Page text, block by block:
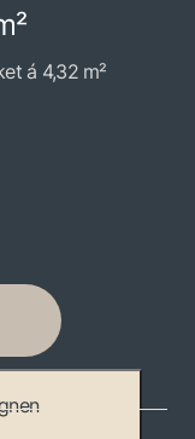
á 4,32 m²